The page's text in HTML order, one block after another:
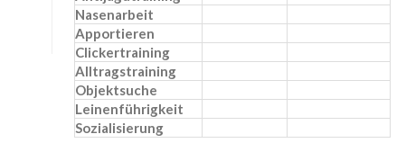
Nasenarbeit
Apportieren
Clickertraining
Alltragstraining
Objektsuche
Leinenführigkeit
Sozialisierung